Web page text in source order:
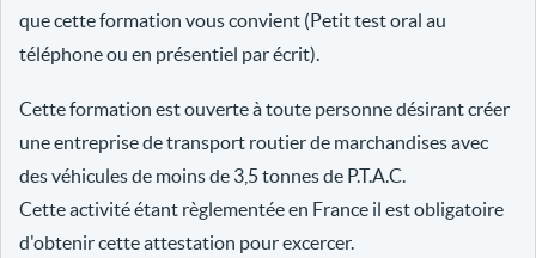
que cette formation vous convient (Petit test oral au
téléphone ou en présentiel par écrit).
Cette formation est ouverte à toute personne désirant créer
une entreprise de transport routier de marchandises avec
des véhicules de moins de 3,5 tonnes de P.T.A.C.
Cette activité étant règlementée en France il est obligatoire
d'obtenir cette attestation pour excercer.